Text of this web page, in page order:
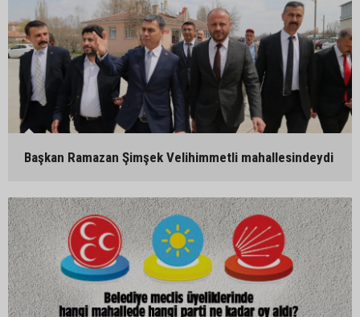
Başkan Ramazan Şimşek Velihimmetli mahallesindeydi